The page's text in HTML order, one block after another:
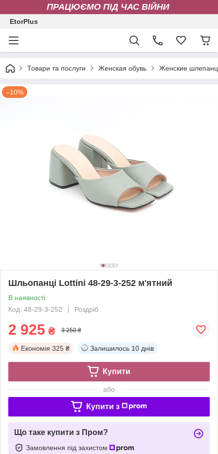
ПРАЦЮЄМО ПІД ЧАС ВІЙНИ
EtorPlus
Товари та послуги Женская обувь Женские
–10%
Шльопанці Lottini 48-29-3-252 м'ятний
В наявності
Код: 48-29-3-252
Роздріб
2 925 ₴ 3 250 ₴
Економія 325 ₴ Залишилось 10 днів
Купити
або
Купити з
Що таке купити з Пром?
Замовлення під захистом